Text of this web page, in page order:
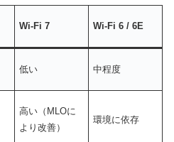
Wi-Fi 7 Wi-Fi 6 / 6E
低い 中程度
高い（MLOに
より改善）
環境に依存